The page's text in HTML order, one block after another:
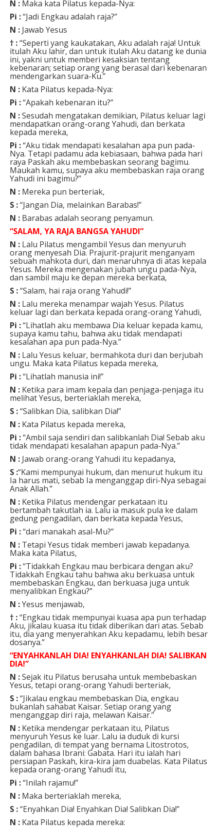
N : Maka kata Pilatus kepada-Nya:
Pi :“Jadi Engkau adalah raja?”
N : Jawab Yesus
† :“Seperti yang kaukatakan, Aku adalah raja! Untuk
itulah Aku lahir, dan untuk itulah Aku datang ke dunia
ini, yakni untuk memberi kesaksian tentang
kebenaran; setiap orang yang berasal dari kebenaran
mendengarkan suara-Ku.”
N : Kata Pilatus kepada-Nya:
Pi :“Apakah kebenaran itu?”
N :Sesudah mengatakan demikian, Pilatus keluar lagi
mendapatkan orang-orang Yahudi, dan berkata
kepada mereka,
Pi :“Aku tidak mendapati kesalahan apa pun pada-
Nya. Tetapi padamu ada kebiasaan, bahwa pada hari
raya Paskah aku membebaskan seorang bagimu.
Maukah kamu, supaya aku membebaskan raja orang
Yahudi ini bagimu?”
N : Mereka pun berteriak,
S :“Jangan Dia, melainkan Barabas!”
N : Barabas adalah seorang penyamun.
“SALAM, YA RAJA BANGSA YAHUDI”
N : Lalu Pilatus mengambil Yesus dan menyuruh
orang menyesah Dia. Prajurit-prajurit menganyam
sebuah mahkota duri, dan menaruhnya di atas kepala
Yesus. Mereka mengenakan jubah ungu pada-Nya,
dan sambil maju ke depan mereka berkata,
S :“Salam, hai raja orang Yahudi!”
N : Lalu mereka menampar wajah Yesus. Pilatus
keluar lagi dan berkata kepada orang-orang Yahudi,
Pi :“Lihatlah aku membawa Dia keluar kepada kamu,
supaya kamu tahu, bahwa aku tidak mendapati
kesalahan apa pun pada-Nya.”
N : Lalu Yesus keluar, bermahkota duri dan berjubah
ungu. Maka kata Pilatus kepada mereka,
Pi :“Lihatlah manusia ini!”
N : Ketika para imam kepala dan penjaga-penjaga itu
melihat Yesus, berteriaklah mereka,
S :“Salibkan Dia, salibkan Dia!”
N : Kata Pilatus kepada mereka,
Pi :“Ambil saja sendiri dan salibkanlah Dia! Sebab aku
tidak mendapati kesalahan apapun pada-Nya.”
N : Jawab orang-orang Yahudi itu kepadanya,
S :“Kami mempunyai hukum, dan menurut hukum itu
Ia harus mati, sebab Ia menganggap diri-Nya sebagai
Anak Allah.”
N : Ketika Pilatus mendengar perkataan itu
bertambah takutlah ia. Lalu ia masuk pula ke dalam
gedung pengadilan, dan berkata kepada Yesus,
Pi :“dari manakah asal-Mu?”
N : Tetapi Yesus tidak memberi jawab kepadanya.
Maka kata Pilatus,
Pi :“Tidakkah Engkau mau berbicara dengan aku?
Tidakkah Engkau tahu bahwa aku berkuasa untuk
membebaskan Engkau, dan berkuasa juga untuk
menyalibkan Engkau?”
N :Yesus menjawab,
† :“Engkau tidak mempunyai kuasa apa pun terhadap
Aku, jikalau kuasa itu tidak diberikan dari atas. Sebab
itu, dia yang menyerahkan Aku kepadamu, lebih besar
dosanya.”
“ENYAHKANLAH DIA! ENYAHKANLAH DIA! SALIBKAN
DIA!”
N :Sejak itu Pilatus berusaha untuk membebaskan
Yesus, tetapi orang-orang Yahudi berteriak,
S :“Jikalau engkau membebaskan Dia, engkau
bukanlah sahabat Kaisar. Setiap orang yang
menganggap diri raja, melawan Kaisar.”
N : Ketika mendengar perkataan itu, Pilatus
menyuruh Yesus ke luar. Lalu ia duduk di kursi
pengadilan, di tempat yang bernama Litostrotos,
dalam bahasa Ibrani: Gabata. Hari itu ialah hari
persiapan Paskah, kira-kira jam duabelas. Kata Pilatus
kepada orang-orang Yahudi itu,
Pi :“Inilah rajamu!”
N : Maka berteriaklah mereka,
S :“Enyahkan Dia! Enyahkan Dia! Salibkan Dia!”
N : Kata Pilatus kepada mereka: